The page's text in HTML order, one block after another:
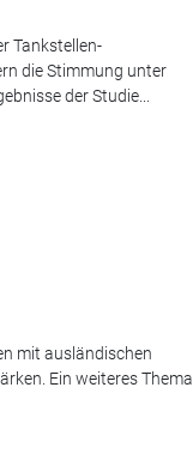
Tankstellen-
die Stimmung unter
der Studie...
mit ausländischen
Ein weiteres Thema